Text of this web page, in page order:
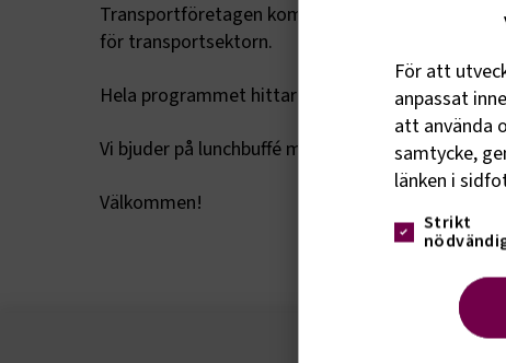
Transportföretagen kommer under en heldag
för transportsektorn.
Hela programmet hittar du
Vi bjuder på lunchbuffé med gott från grillen och
Välkommen!
För att
anpassat
att använda
samtycke,
länken i
Strikt